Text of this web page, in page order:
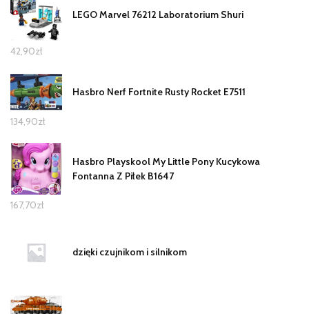
LEGO Marvel 76212 Laboratorium Shuri
42,90zł
Hasbro Nerf Fortnite Rusty Rocket E7511
134,90zł
Hasbro Playskool My Little Pony Kucykowa
Fontanna Z Piłek B1647
167,70zł
dzięki czujnikom i silnikom